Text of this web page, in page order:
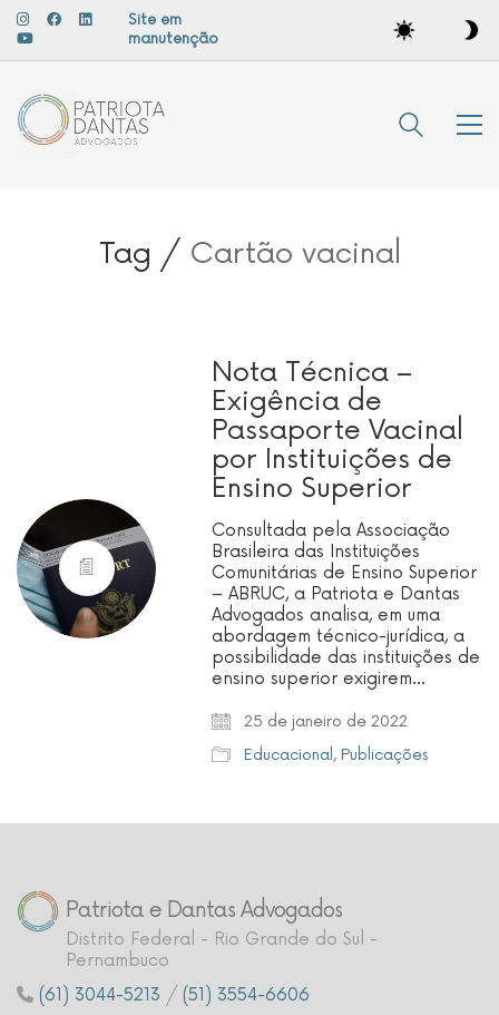
Site em
manutenção
Tag / Cartão vacinal
Nota Técnica –
Exigência de
Passaporte Vacinal
por Instituições de
Ensino Superior
Consultada pela Associação
Brasileira das Instituições
Comunitárias de Ensino Superior
– ABRUC, a Patriota e Dantas
Advogados analisa, em uma
abordagem técnico-jurídica, a
possibilidade das instituições de
ensino superior exigirem…
25 de janeiro de 2022
Educacional ,Publicações
Patriota e Dantas Advogados
Distrito Federal - Rio Grande do Sul -
Pernambuco
(61) 3044-5213 / (51) 3554-6606